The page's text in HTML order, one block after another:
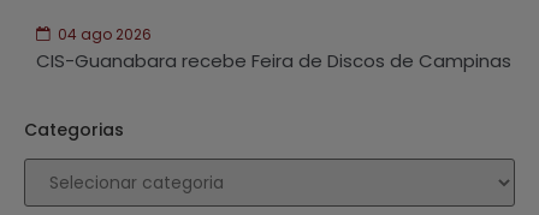
04 ago 2026
CIS-Guanabara recebe Feira de Discos de Campinas
Categorias